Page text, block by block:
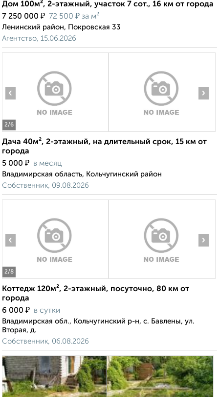
Дом 100м², 2-этажный, участок 7 сот., 16 км от города
7 250 000 ₽ 72 500 ₽ за м²
Ленинский район, Покровская 33
Агентство, 15.06.2026
2/6
‹ ›
Дача 40м², 2-этажный, на длительный срок, 15 км от
города
5 000 ₽ в месяц
Владимирская область, Кольчугинский район
Собственник, 09.08.2026
2/8
‹ ›
Коттедж 120м², 2-этажный, посуточно, 80 км от
города
6 000 ₽ в сутки
Владимирская обл., Кольчугинский р-н, с. Бавлены, ул.
Вторая, д.
Собственник, 06.08.2026